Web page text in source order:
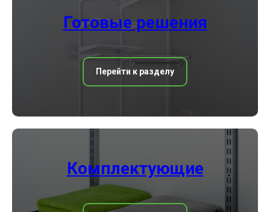
Готовые решения
Перейти к разделу
Комплектующие